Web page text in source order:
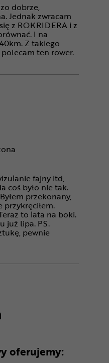
dobrze,
Jednak zwracam
z ROKRIDERA i z
I na
Z takiego
ten rower.
fajny itd,
coś było nie tak.
przekonany,
przykręciłem.
to lata na boki.
już lipa. PS.
pewnie
oferujemy: